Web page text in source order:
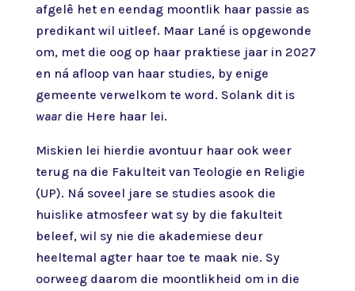
afgelê het en eendag moontlik haar passie as
predikant wil uitleef. Maar Lané is opgewonde
om, met die oog op haar praktiese jaar in 2027
en ná afloop van haar studies, by enige
gemeente verwelkom te word. Solank dit is
waardie Here haar lei.
Miskien lei hierdie avontuur haar ook weer
terug na die Fakulteit van Teologie en Religie
(UP). Ná soveel jare se studies asook die
huislike atmosfeer wat sy by die fakulteit
beleef, wil sy nie die akademiese deur
heeltemal agter haar toe te maak nie. Sy
oorweeg daarom die moontlikheid om in die